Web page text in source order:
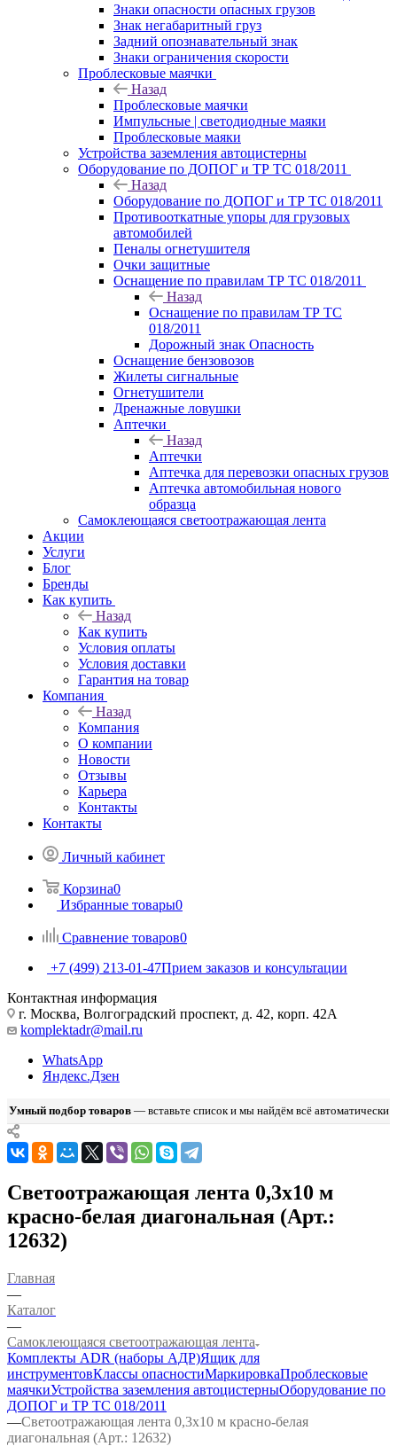
Знаки опасности опасных грузов
Знак негабаритный груз
Задний опознавательный знак
Знаки ограничения скорости
Проблесковые маячки
Назад
Проблесковые маячки
Импульсные | светодиодные маяки
Проблесковые маяки
Устройства заземления автоцистерны
Оборудование по ДОПОГ и ТР ТС 018/2011
Назад
Оборудование по ДОПОГ и ТР ТС 018/2011
Противооткатные упоры для грузовых
автомобилей
Пеналы огнетушителя
Очки защитные
Оснащение по правилам ТР ТС 018/2011
Назад
Оснащение по правилам ТР ТС
018/2011
Дорожный знак Опасность
Оснащение бензовозов
Жилеты сигнальные
Огнетушители
Дренажные ловушки
Аптечки
Назад
Аптечки
Аптечка для перевозки опасных грузов
Аптечка автомобильная нового
образца
Самоклеющаяся светоотражающая лента
Акции
Услуги
Блог
Бренды
Как купить
Назад
Как купить
Условия оплаты
Условия доставки
Гарантия на товар
Компания
Назад
Компания
О компании
Новости
Отзывы
Карьера
Контакты
Контакты
Личный кабинет
Корзина0
Избранные товары0
Сравнение товаров0
+7 (499) 213-01-47Прием заказов и консультации
Контактная информация
г. Москва, Волгоградский проспект, д. 42, корп. 42А
komplektadr@mail.ru
WhatsApp
Яндекс.Дзен
Умный подбор товаров— вставьте список и мы найдём всё автоматически
Светоотражающая лента 0,3х10 м
красно-белая диагональная (Арт.:
12632)
Главная
—
Каталог
—
Самоклеющаяся светоотражающая лента
Комплекты ADR (наборы АДР)Ящик для
инструментовКлассы опасностиМаркировкаПроблесковые
маячкиУстройства заземления автоцистерныОборудование по
ДОПОГ и ТР ТС 018/2011
—Светоотражающая лента 0,3х10 м красно-белая
диагональная (Арт.: 12632)